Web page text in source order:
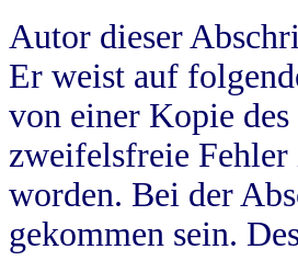
Autor dieser
Er weist auf
von einer Kopie
zweifelsfreie
worden. Bei der
gekommen sein.